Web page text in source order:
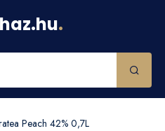
.
Peach 42% 0,7L